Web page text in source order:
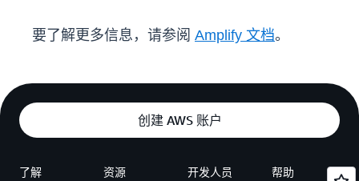
要了解更多信息，请参阅 Amplify 文档。
创建 AWS 账户
了解 资源 开发人员 帮助